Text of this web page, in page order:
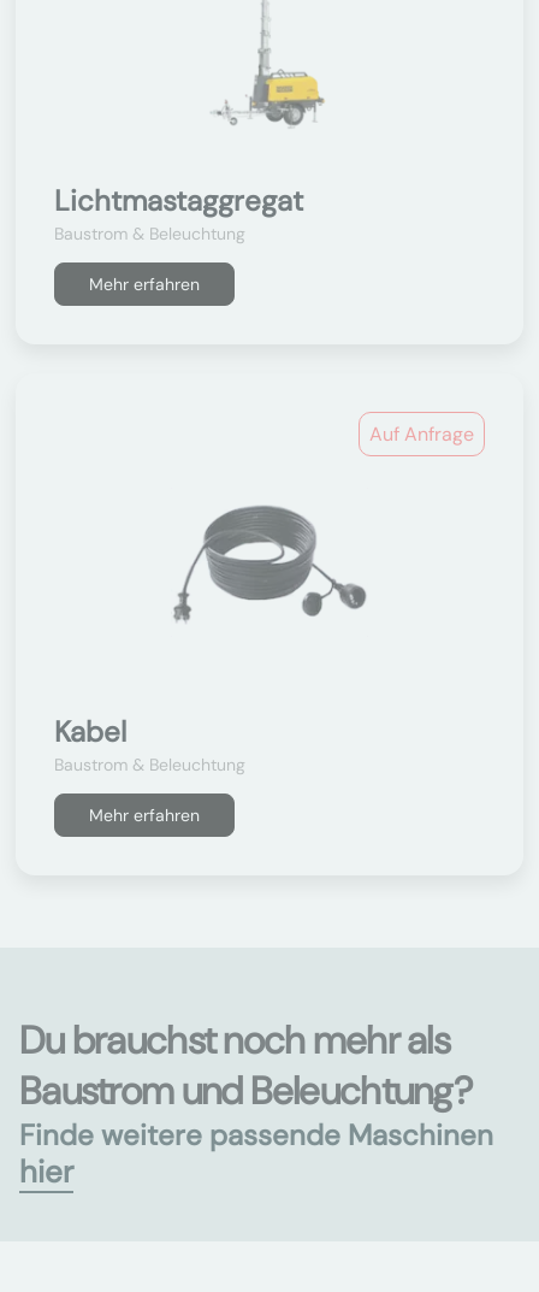
Lichtmastaggregat
Baustrom & Beleuchtung
Mehr erfahren
Auf Anfrage
Kabel
Baustrom & Beleuchtung
Mehr erfahren
Du brauchst noch mehr als
Baustrom und Beleuchtung?
Finde weitere passende Maschinen
hier